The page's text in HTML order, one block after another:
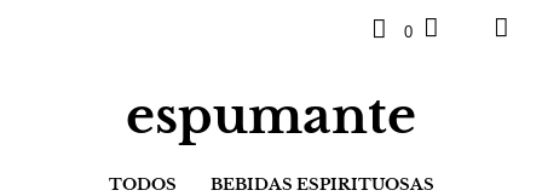
0
espumante
TODOS BEBIDAS ESPIRITUOSAS